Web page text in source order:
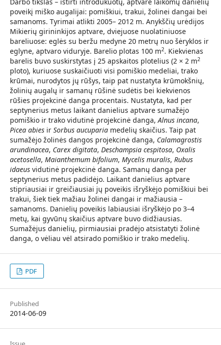
poveikį miško augalijai: pomiškiui, trakui, žolinei dangai bei
samanoms. Tyrimai atlikti 2005– 2012 m. Anykščių urėdijos
Mikierių girininkijos aptvare, dviejuose nuolatiniuose
bareliuose: eglės su beržu medyne 20 metrų nuo šėryklos ir
eglyne, aptvaro viduryje. Barelio plotas 100 m2. Kiekvienas
barelis buvo suskirstytas į 25 apskaitos plotelius (2 × 2 m2
ploto), kuriuose suskaičiuoti visi pomiškio medeliai, trako
krūmai, nurodytos jų rūšys, taip pat nustatyta krūmokšnių,
žolinių augalų ir samanų rūšinė sudėtis bei kiekvienos
rūšies projekcinė danga procentais. Nustatyta, kad per
septynerius metus laikant danielius aptvare sumažėjo
pomiškio ir trako vidutinė projekcinė danga,Alnus incana,
Picea abies ir Sorbus aucuparia medelių skaičius. Taip pat
sumažėjo žolinės dangos projekcinė danga, Calamagrostis
arundinacea, Carex digitata, Deschampsia cespitosa, Oxalis
acetosella, Maianthemum bifolium, Mycelis muralis, Rubus
idaeus vidutinė projekcinė danga. Samanų danga per
septynerius metus padidėjo. Laikant danielius aptvare
stipriausiai ir greičiausiai jų poveikis išryškėjo pomiškiui bei
trakui, šiek tiek mažiau žolinei dangai ir mažiausia –
samanoms. Danielių poveikis labiausiai išryškėjo po 3–4
metų, kai gyvūnų skaičius aptvare buvo didžiausias.
Sumažėjus danielių, pirmiausiai pradėjo atsistatyti žolinė
danga, o vėliau vėl atsirado pomiškio ir trako medelių.
PDF
Published
2014-06-09